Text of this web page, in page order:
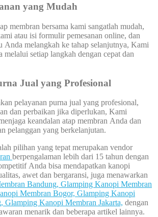
yang Mudah
membran bersama kami sangatlah mudah,
atau isi formulir pemesanan online, dan
Anda melangkah ke tahap selanjutnya, Kami
melalui setiap langkah dengan cepat dan
Jual yang Profesional
pelayanan purna jual yang profesional,
dan perbaikan jika diperlukan, Kami
keandalan atap membran Anda dan
pelanggan yang berkelanjutan.
pilihan yang tepat merupakan vendor
berpengalaman lebih dari 15 tahun dengan
Anda bisa mendapatkan kanopi
awet dan bergaransi, juga menawarkan
Bandung, Glamping Kanopi Membran
Membran Bogor, Glamping Kanopi
Glamping Kanopi Membran Jakarta, dengan
menarik dan beberapa artikel lainnya.